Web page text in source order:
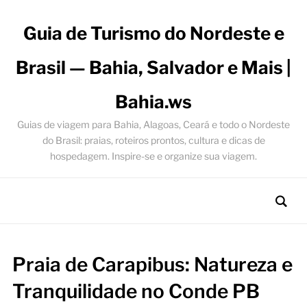
Guia de Turismo do Nordeste e
Brasil — Bahia, Salvador e Mais |
Bahia.ws
Guias de viagem para Bahia, Alagoas, Ceará e todo o Nordeste
do Brasil: praias, roteiros prontos, cultura e dicas de
hospedagem. Inspire-se e organize sua viagem.
Praia de Carapibus: Natureza e
Tranquilidade no Conde PB